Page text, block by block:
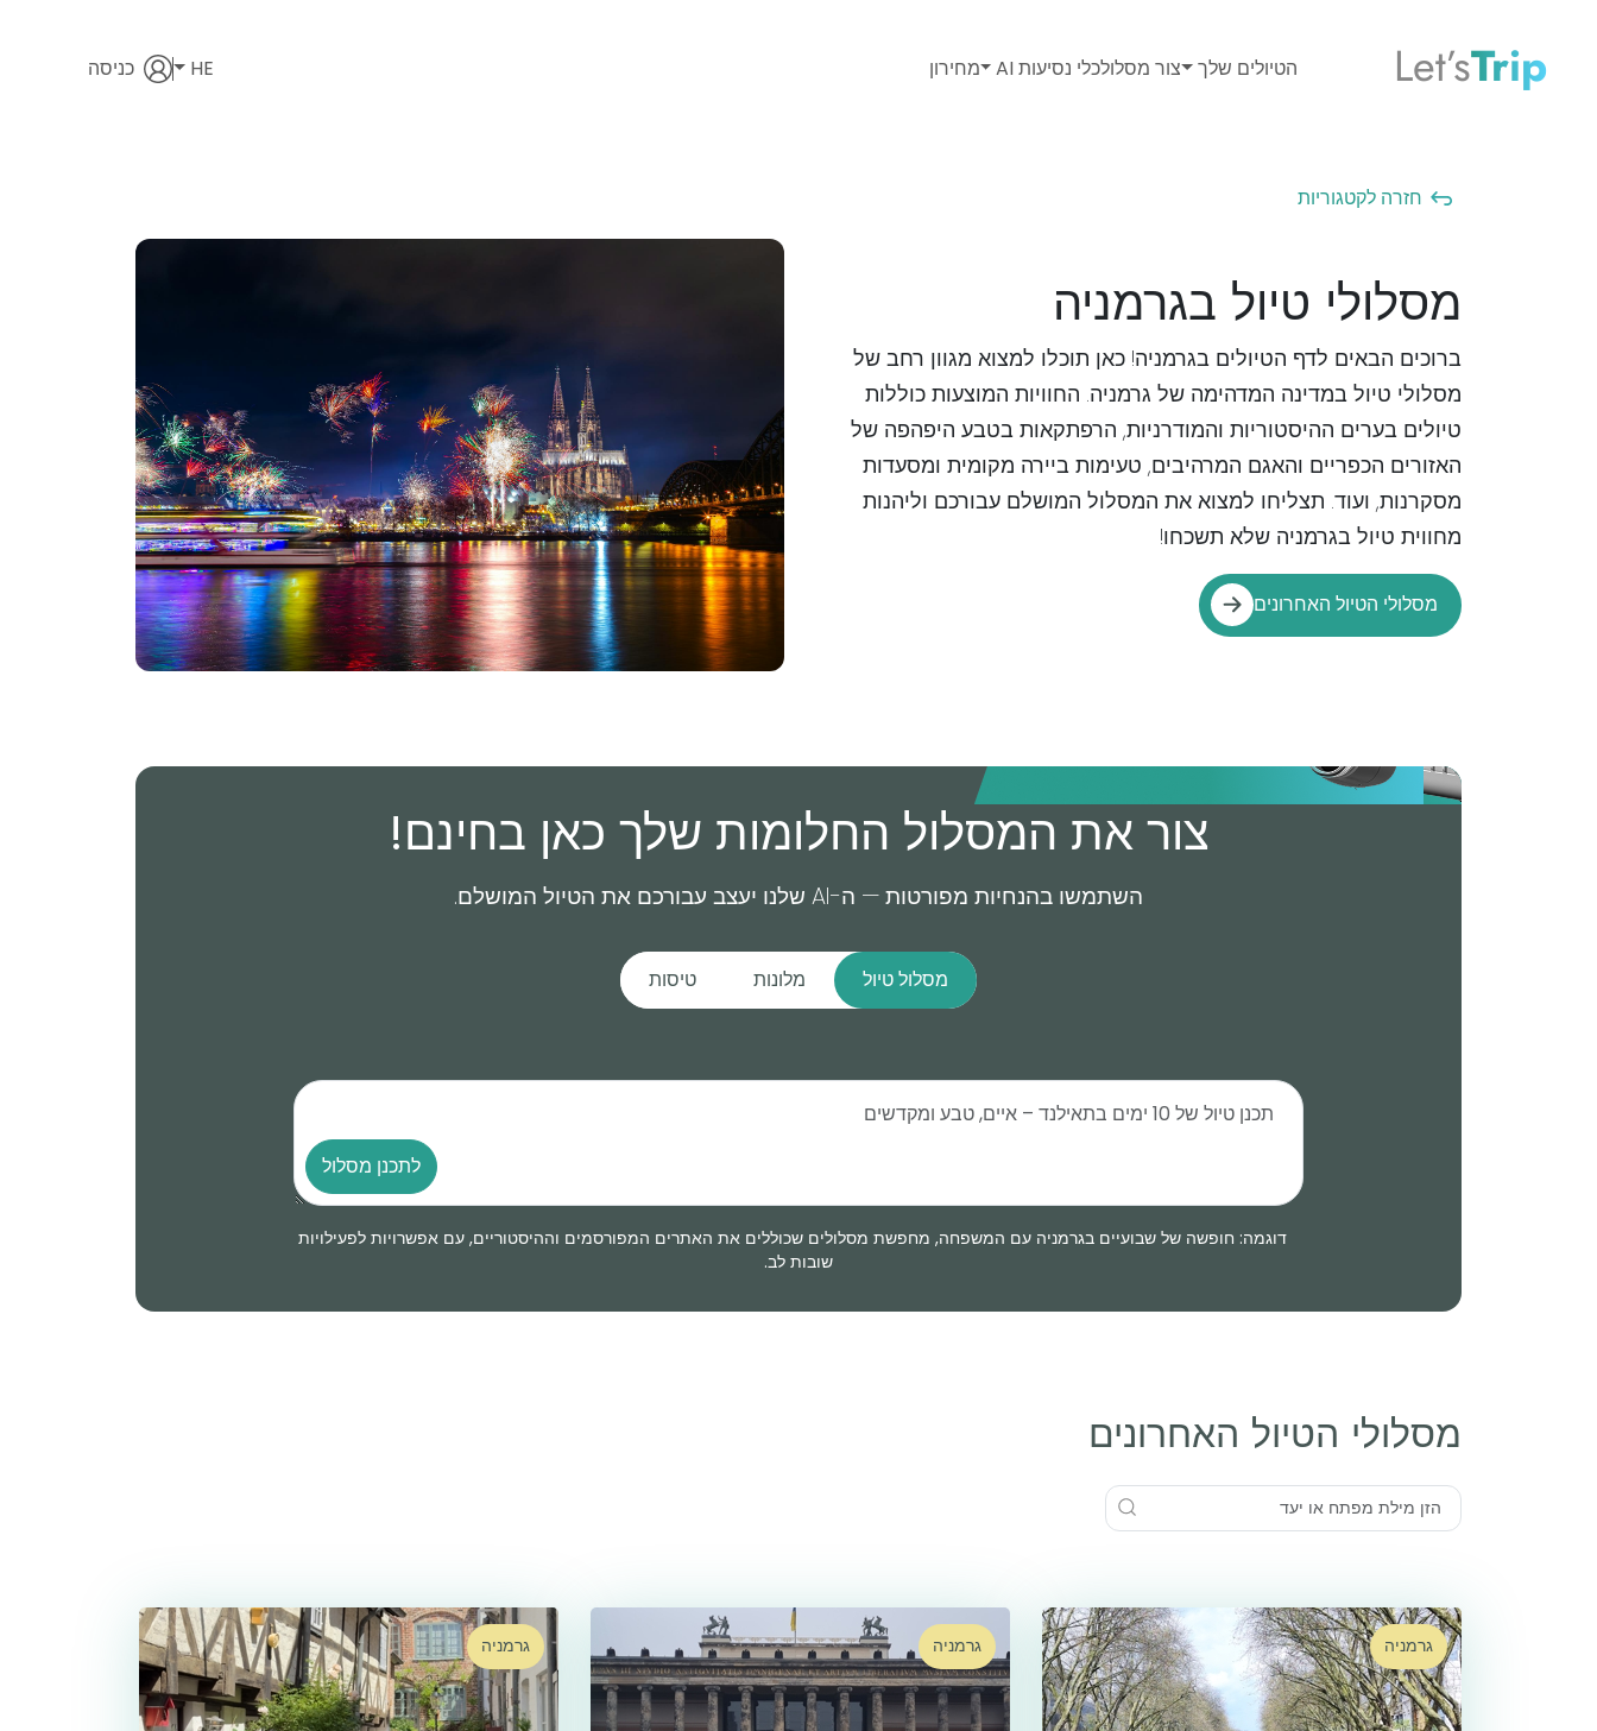
Let’sTrip הטיולים שלך צור מסלולכלי נסיעות AI מחירון HE כניסה
חזרה לקטגוריות
מסלולי טיול בגרמניה
ברוכים הבאים לדף הטיולים בגרמניה! כאן תוכלו למצוא מגוון רחב של
מסלולי טיול במדינה המדהימה של גרמניה. החוויות המוצעות כוללות
טיולים בערים ההיסטוריות והמודרניות, הרפתקאות בטבע היפהפה של
האזורים הכפריים והאגם המרהיבים, טעימות ביירה מקומית ומסעדות
מסקרנות, ועוד. תצליחו למצוא את המסלול המושלם עבורכם וליהנות
מחווית טיול בגרמניה שלא תשכחו!
מסלולי הטיול האחרונים
צור את המסלול החלומות שלך כאן בחינם!
השתמשו בהנחיות מפורטות — ה-AI שלנו יעצב עבורכם את הטיול המושלם.
מסלול טיול מלונות טיסות
לתכנן מסלול
דוגמה: חופשה של שבועיים בגרמניה עם המשפחה, מחפשת מסלולים שכוללים את האתרים המפורסמים וההיסטוריים, עם אפשרויות לפעילויות
שובות לב.
מסלולי הטיול האחרונים
גרמניה גרמניה גרמניה